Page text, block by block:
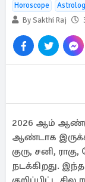
Horoscope
By Sakthi Raj
2026 ஆம்
ஆண்டாக
குரு, சனி,
நடக்கிறது.